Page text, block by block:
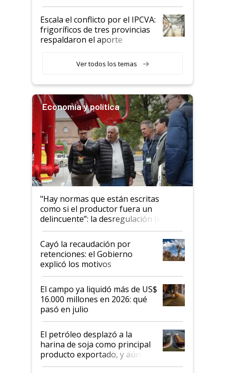
Argentina y los mitos que
todavía hacen sufrir a estos
animales: "Mientras me
descalificaban, yo seguí
haciendo currículum"
Escala el conflicto por el IPCVA:
frigoríficos de tres provincias
respaldaron el aporte
Ver todos los temas
Economía y política
"Hay normas que están escritas
como si el productor fuera un
delincuente”: la desregulación llegó
al Congreso Aapresid y hasta se
habló del financiamiento al IPCVA
Cayó la recaudación por
retenciones: el Gobierno
explicó los motivos
El campo ya liquidó más de US$
16.000 millones en 2026: qué
pasó en julio
El petróleo desplazó a la
harina de soja como principal
producto exportado, y aún así
el agro aportó casi seis de cada